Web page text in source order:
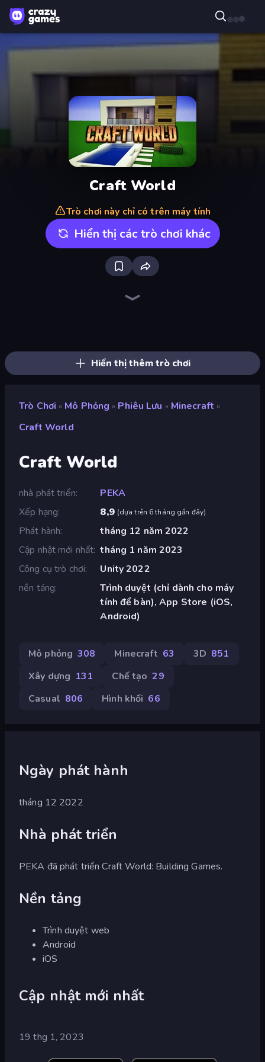
Craft World
Trò chơi này chỉ có trên máy tính
Hiển thị các trò chơi khác
Hiển thị thêm trò chơi
Trò Chơi » Mô Phỏng » Phiêu Lưu » Minecraft »
Craft World
Craft World
nhà phát triển
PEKA
Xếp hạng
8,9 (dựa trên 6 tháng gần đây)
Phát hành
tháng 12 năm 2022
Cập nhật mới nhất tháng 1 năm 2023
Công cụ trò chơi
Unity 2022
nền tảng
Trình duyệt (chỉ dành cho máy
tính để bàn), App Store (iOS,
Android)
Mô phỏng 308 Minecraft 63 3D 851
Xây dựng 131 Chế tạo 29
Casual 806 Hình khối 66
Ngày phát hành
tháng 12 2022
Nhà phát triển
PEKA đã phát triển Craft World: Building Games.
Nền tảng
Trình duyệt web
Android
iOS
Cập nhật mới nhất
19 thg 1, 2023